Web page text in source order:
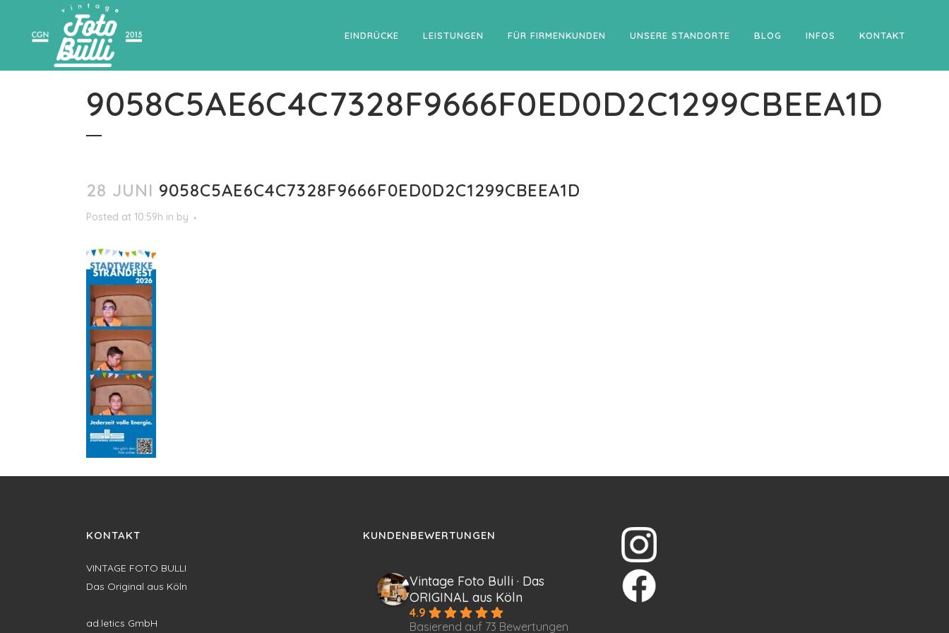
EINDRÜCKE LEISTUNGEN FÜR FIRMENKUNDEN UNSERE STANDORTE BLOG INFOS KONTAKT
9058C5AE6C4C7328F9666F0ED0D2C1299CBEEA1D
28 JUNI 9058C5AE6C4C7328F9666F0ED0D2C1299CBEEA1D
Posted at 10:59h in by
KONTAKT
VINTAGE FOTO BULLI
Das Original aus Köln
ad.letics GmbH
KUNDENBEWERTUNGEN
Vintage Foto Bulli · Das
ORIGINAL aus Köln
4.9
Basierend auf 73 Bewertungen